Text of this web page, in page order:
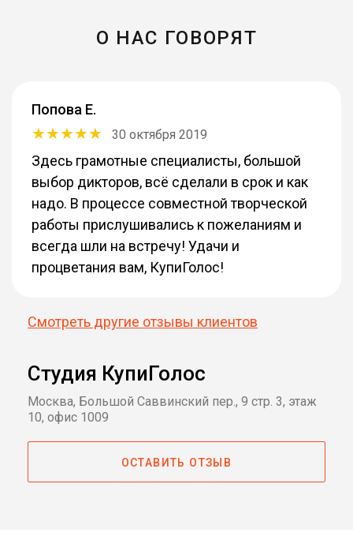
О НАС ГОВОРЯТ
Попова Е.
30 октября 2019
Здесь грамотные специалисты, большой
выбор дикторов, всё сделали в срок и как
надо. В процессе совместной творческой
работы прислушивались к пожеланиям и
всегда шли на встречу! Удачи и
процветания вам, КупиГолос!
Смотреть другие отзывы клиентов
Студия КупиГолос
Москва, Большой Саввинский пер., 9 стр. 3, этаж
10, офис 1009
ОСТАВИТЬ ОТЗЫВ